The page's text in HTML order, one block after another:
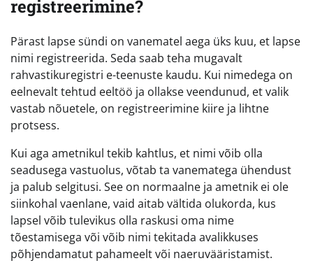
registreerimine?
Pärast lapse sündi on vanematel aega üks kuu, et lapse
nimi registreerida. Seda saab teha mugavalt
rahvastikuregistri e-teenuste kaudu. Kui nimedega on
eelnevalt tehtud eeltöö ja ollakse veendunud, et valik
vastab nõuetele, on registreerimine kiire ja lihtne
protsess.
Kui aga ametnikul tekib kahtlus, et nimi võib olla
seadusega vastuolus, võtab ta vanematega ühendust
ja palub selgitusi. See on normaalne ja ametnik ei ole
siinkohal vaenlane, vaid aitab vältida olukorda, kus
lapsel võib tulevikus olla raskusi oma nime
tõestamisega või võib nimi tekitada avalikkuses
põhjendamatut pahameelt või naeruvääristamist.